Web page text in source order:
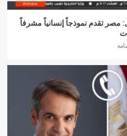
تقدم نموذجاً إنسانياً مشرفاً